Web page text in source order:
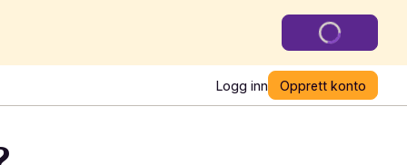
Logg inn Opprett konto